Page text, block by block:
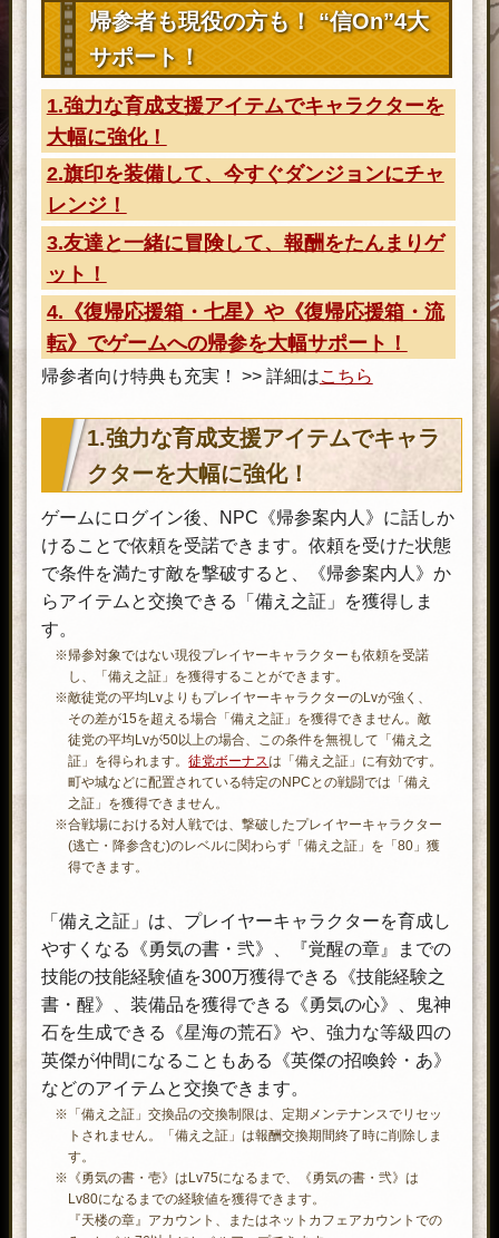
帰参者も現役の方も！ “信On”4大
サポート！
1.強力な育成支援アイテムでキャラクターを
大幅に強化！
2.旗印を装備して、今すぐダンジョンにチャ
レンジ！
3.友達と一緒に冒険して、報酬をたんまりゲ
ット！
4.《復帰応援箱・七星》や《復帰応援箱・流
転》でゲームへの帰参を大幅サポート！
帰参者向け特典も充実！ >> 詳細はこちら
1.強力な育成支援アイテムでキャラ
クターを大幅に強化！
ゲームにログイン後、NPC《帰参案内人》に話しか
けることで依頼を受諾できます。依頼を受けた状態
で条件を満たす敵を撃破すると、《帰参案内人》か
らアイテムと交換できる「備え之証」を獲得しま
す。
※帰参対象ではない現役プレイヤーキャラクターも依頼を受諾
し、「備え之証」を獲得することができます。
※敵徒党の平均LvよりもプレイヤーキャラクターのLvが強く、
その差が15を超える場合「備え之証」を獲得できません。敵
徒党の平均Lvが50以上の場合、この条件を無視して「備え之
証」を得られます。徒党ボーナスは「備え之証」に有効です。
町や城などに配置されている特定のNPCとの戦闘では「備え
之証」を獲得できません。
※合戦場における対人戦では、撃破したプレイヤーキャラクター
(逃亡・降参含む)のレベルに関わらず「備え之証」を「80」獲
得できます。
「備え之証」は、プレイヤーキャラクターを育成し
やすくなる《勇気の書・弐》、『覚醒の章』までの
技能の技能経験値を300万獲得できる《技能経験之
書・醒》、装備品を獲得できる《勇気の心》、鬼神
石を生成できる《星海の荒石》や、強力な等級四の
英傑が仲間になることもある《英傑の招喚鈴・あ》
などのアイテムと交換できます。
※「備え之証」交換品の交換制限は、定期メンテナンスでリセッ
トされません。「備え之証」は報酬交換期間終了時に削除しま
す。
※《勇気の書・壱》はLv75になるまで、《勇気の書・弐》は
Lv80になるまでの経験値を獲得できます。
『天楼の章』アカウント、またはネットカフェアカウントでの